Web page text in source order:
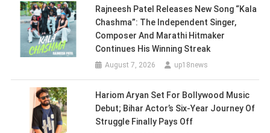
Rajneesh Patel Releases New Song “Kala
Chashma”: The Independent Singer,
Composer And Marathi Hitmaker
Continues His Winning Streak
August 7, 2026 up18news
Hariom Aryan Set For Bollywood Music
Debut; Bihar Actor’s Six-Year Journey Of
Struggle Finally Pays Off